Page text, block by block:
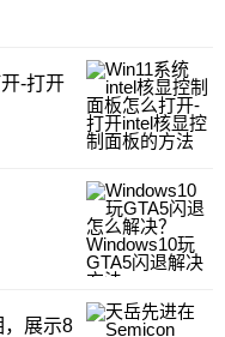
-打开
，展示8